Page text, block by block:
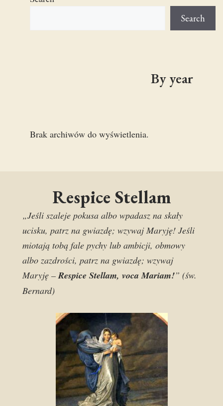
Search
By year
Brak archiwów do wyświetlenia.
Respice Stellam
„Jeśli szaleje pokusa albo wpadasz na skały
ucisku, patrz na gwiazdę; wzywaj Maryję! Jeśli
miotają tobą fale pychy lub ambicji, obmowy
albo zazdrości, patrz na gwiazdę; wzywaj
Maryję –Respice Stellam, voca Mariam!” (św.
Bernard)